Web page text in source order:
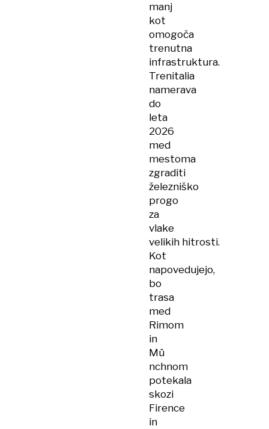
manj
kot
omogoča
trenutna
infrastruktura.
Trenitalia
namerava
do
leta
2026
med
mestoma
zgraditi
železniško
progo
za
vlake
velikih hitrosti.
Kot
napovedujejo,
bo
trasa
med
Rimom
in
Mü​
nchnom
potekala
skozi
Firence
in